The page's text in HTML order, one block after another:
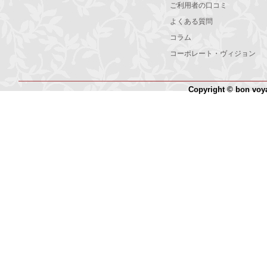
ご利用者の口コミ
よくある質問
コラム
コーポレート・ヴィジョン
Copyright © bon